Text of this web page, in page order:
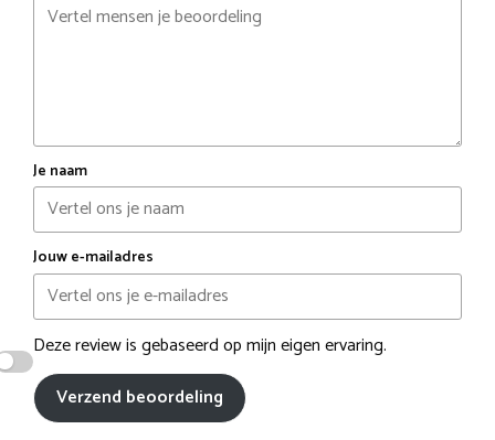
Je naam
Jouw e-mailadres
Deze review is gebaseerd op mijn eigen ervaring.
Verzend beoordeling